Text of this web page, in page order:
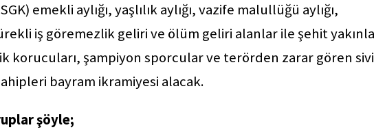
emekli aylığı, yaşlılık aylığı, vazife malullüğü aylığı,
iş göremezlik geliri ve ölüm geliri alanlar ile şehit
korucuları, şampiyon sporcular ve terörden zarar gören
bayram ikramiyesi alacak.
şöyle;